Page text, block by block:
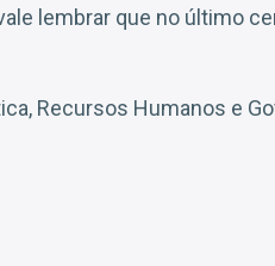
lembrar que no último
Recursos Humanos e